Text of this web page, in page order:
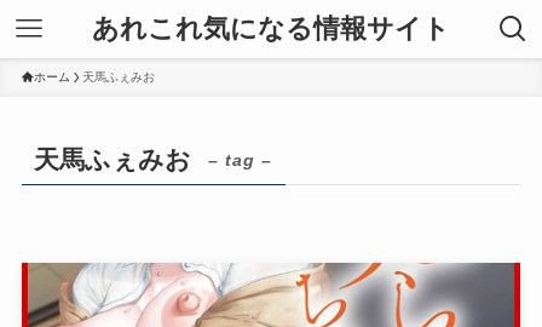
あれこれ気になる情報サイト
ホーム 天馬ふぇみお
天馬ふぇみお – tag –